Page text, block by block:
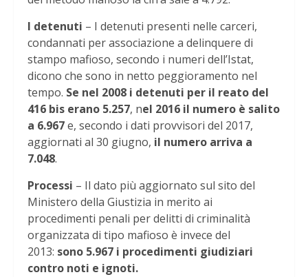
I detenuti – I detenuti presenti nelle carceri,
condannati per associazione a delinquere di
stampo mafioso, secondo i numeri dell’Istat,
dicono che sono in netto peggioramento nel
tempo. Se nel 2008 i detenuti per il reato del
416 bis erano 5.257, nel 2016 il numero è salito
a 6.967e, secondo i dati provvisori del 2017,
aggiornati al 30 giugno, il numero arriva a
7.048.
Processi – Il dato più aggiornato sul sito del
Ministero della Giustizia in merito ai
procedimenti penali per delitti di criminalità
organizzata di tipo mafioso è invece del
2013: sono 5.967 i procedimenti giudiziari
contro noti e ignoti.